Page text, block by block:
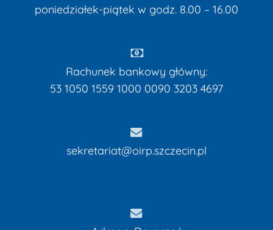
poniedziałek-piątek w godz. 8.00 – 16.00
Rachunek bankowy główny:
53 1050 1559 1000 0090 3203 4697
sekretariat@oirp.szczecin.pl